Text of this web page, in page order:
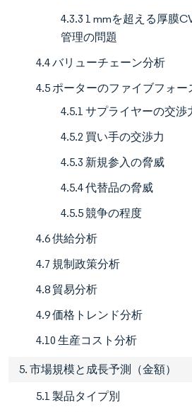
4.3.3 1 mmを超える厚膜
管理の問題
4.4 バリューチェーン分析
4.5 ポーターのファイブフォー
4.5.1 サプライヤーの交渉
4.5.2 買い手の交渉力
4.5.3 新規参入の脅威
4.5.4 代替品の脅威
4.5.5 競争の程度
4.6 供給分析
4.7 規制政策分析
4.8 貿易分析
4.9 価格トレンド分析
4.10 生産コスト分析
5. 市場規模と成長予測（金額）
5.1 製品タイプ別